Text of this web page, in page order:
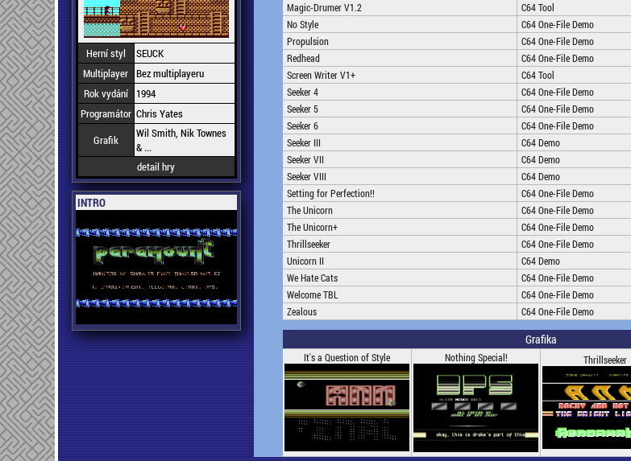
Herní styl
SEUCK
Multiplayer Bez multiplayeru
Rok vydání
1994
Programátor Chris Yates
Grafik
Wil Smith, Nik Townes
& ...
detail hry
INTRO
Magic-Drumer V1.2
C64 Tool
No Style
C64 One-File Demo
Propulsion
C64 One-File Demo
Redhead
C64 One-File Demo
Screen Writer V1+
C64 Tool
Seeker 4
C64 One-File Demo
Seeker 5
C64 One-File Demo
Seeker 6
C64 One-File Demo
Seeker III
C64 Demo
Seeker VII
C64 Demo
Seeker VIII
C64 Demo
Setting for Perfection!!
C64 One-File Demo
The Unicorn
C64 One-File Demo
The Unicorn+
C64 One-File Demo
Thrillseeker
C64 One-File Demo
Unicorn II
C64 Demo
We Hate Cats
C64 One-File Demo
Welcome TBL
C64 One-File Demo
Zealous
C64 One-File Demo
Grafika
It's a Question of Style Nothing Special! Thrillseeker